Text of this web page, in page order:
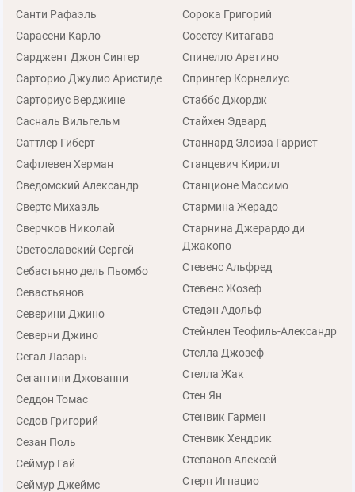
Санти Рафаэль
Сарасени Карло
Сарджент Джон Сингер
Сарторио Джулио Аристиде
Сарториус Верджине
Сасналь Вильгельм
Саттлер Гиберт
Сафтлевен Херман
Сведомский Александр
Свертс Михаэль
Сверчков Николай
Светославский Сергей
Себастьяно дель Пьомбо
Севастьянов
Северини Джино
Северни Джино
Сегал Лазарь
Сегантини Джованни
Седдон Томас
Седов Григорий
Сезан Поль
Сеймур Гай
Сеймур Джеймс
Сорока Григорий
Сосетсу Китагава
Спинелло Аретино
Спрингер Корнелиус
Стаббс Джордж
Стайхен Эдвард
Станнард Элоиза Гарриет
Станцевич Кирилл
Станционе Массимо
Стармина Жерадо
Старнина Джерардо ди
Джакопо
Стевенс Альфред
Стевенс Жозеф
Стедэн Адольф
Стейнлен Теофиль-Александр
Стелла Джозеф
Стелла Жак
Стен Ян
Стенвик Гармен
Стенвик Хендрик
Степанов Алексей
Стерн Игнацио